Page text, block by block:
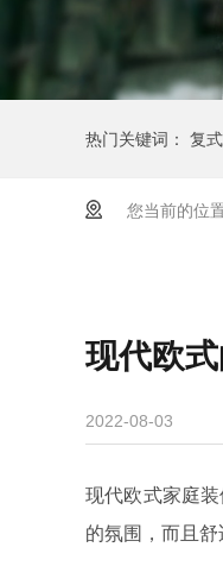
热门关键词： 复
您当前的位
现代欧
2022-08-03
现代欧式家庭
的氛围，而且